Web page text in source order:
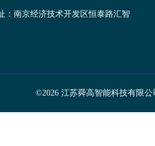
：南京经济技术开发区恒泰路汇智
©2026 江苏舜高智能科技有限